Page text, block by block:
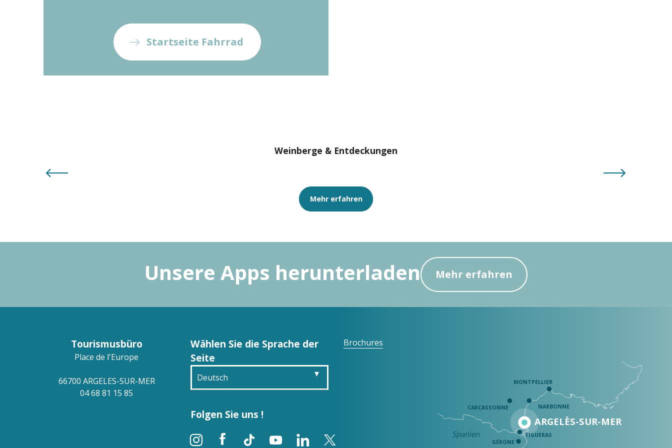
Startseite Fahrrad
Weinberge & Entdeckungen
Mehr erfahren
Unsere Apps herunterladen Mehr erfahren
Tourismusbüro
Place de l'Europe
66700 ARGELES-SUR-MER
04 68 81 15 85
Wählen Sie die Sprache der
Seite
Deutsch
Folgen Sie uns !
Brochures
ARGELÈS-SUR-MER
Spanien
MONTPELLIER
NARBONNE
FIGUERAS
GÉRONE
CARCASSONNE